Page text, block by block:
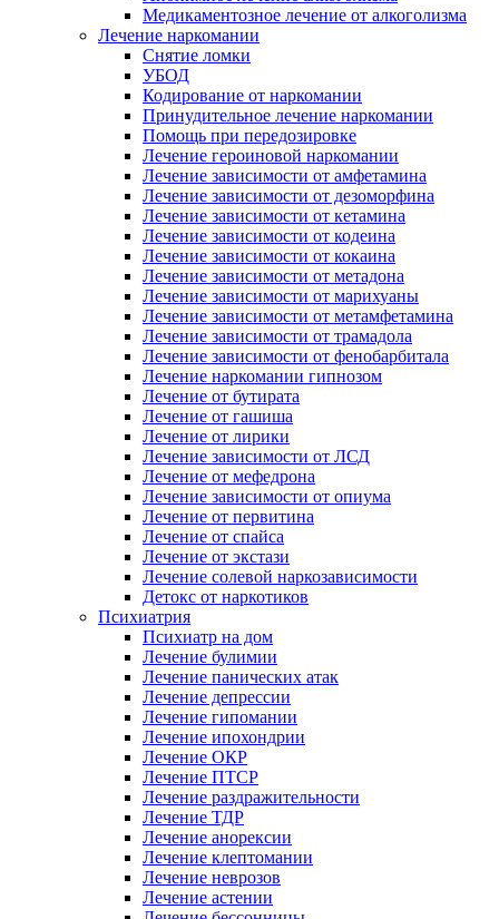
Медикаментозное лечение от алкоголизма
Лечение наркомании
Снятие ломки
УБОД
Кодирование от наркомании
Принудительное лечение наркомании
Помощь при передозировке
Лечение героиновой наркомании
Лечение зависимости от амфетамина
Лечение зависимости от дезоморфина
Лечение зависимости от кетамина
Лечение зависимости от кодеина
Лечение зависимости от кокаина
Лечение зависимости от метадона
Лечение зависимости от марихуаны
Лечение зависимости от метамфетамина
Лечение зависимости от трамадола
Лечение зависимости от фенобарбитала
Лечение наркомании гипнозом
Лечение от бутирата
Лечение от гашиша
Лечение от лирики
Лечение зависимости от ЛСД
Лечение от мефедрона
Лечение зависимости от опиума
Лечение от первитина
Лечение от спайса
Лечение от экстази
Лечение солевой наркозависимости
Детокс от наркотиков
Психиатрия
Психиатр на дом
Лечение булимии
Лечение панических атак
Лечение депрессии
Лечение гипомании
Лечение ипохондрии
Лечение ОКР
Лечение ПТСР
Лечение раздражительности
Лечение ТДР
Лечение анорексии
Лечение клептомании
Лечение неврозов
Лечение астении